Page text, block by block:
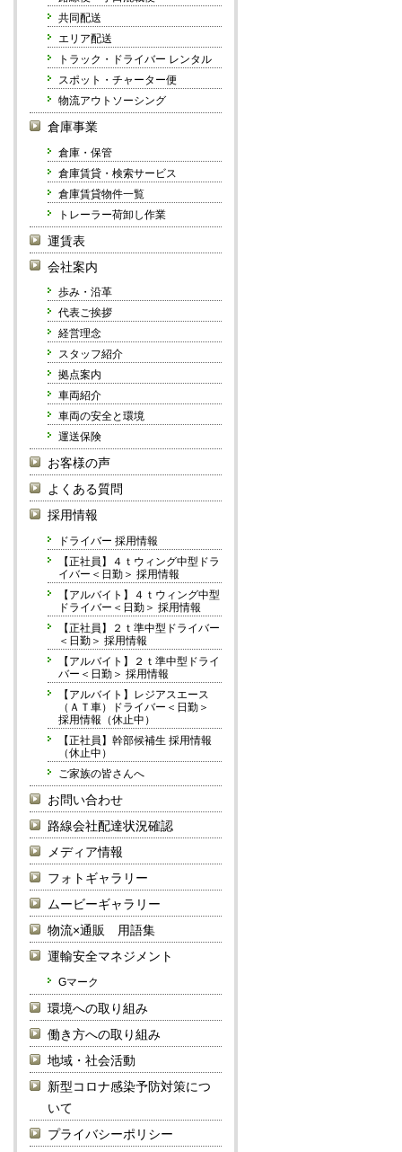
共同配送
エリア配送
トラック・ドライバー レンタル
スポット・チャーター便
物流アウトソーシング
倉庫事業
倉庫・保管
倉庫賃貸・検索サービス
倉庫賃貸物件一覧
トレーラー荷卸し作業
運賃表
会社案内
歩み・沿革
代表ご挨拶
経営理念
スタッフ紹介
拠点案内
車両紹介
車両の安全と環境
運送保険
お客様の声
よくある質問
採用情報
ドライバー 採用情報
【正社員】４ｔウィング中型ドラ
イバー＜日勤＞ 採用情報
【アルバイト】４ｔウィング中型
ドライバー＜日勤＞ 採用情報
【正社員】２ｔ準中型ドライバー
＜日勤＞ 採用情報
【アルバイト】２ｔ準中型ドライ
バー＜日勤＞ 採用情報
【アルバイト】レジアスエース
（ＡＴ車）ドライバー＜日勤＞
採用情報（休止中）
【正社員】幹部候補生 採用情報
（休止中）
ご家族の皆さんへ
お問い合わせ
路線会社配達状況確認
メディア情報
フォトギャラリー
ムービーギャラリー
物流×通販 用語集
運輸安全マネジメント
Gマーク
環境への取り組み
働き方への取り組み
地域・社会活動
新型コロナ感染予防対策につ
いて
プライバシーポリシー